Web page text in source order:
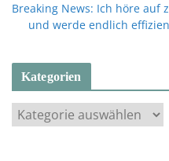
Breaking News: Ich höre auf
und werde endlich
Kategorien